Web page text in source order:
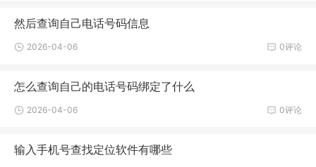
然后查询自己电话号码信息
0评论
2026-04-06
怎么查询自己的电话号码绑定了什么
0评论
2026-04-06
输入手机号查找定位软件有哪些